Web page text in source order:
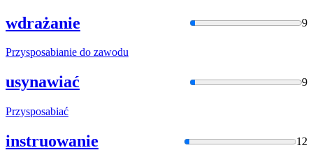
wdrażanie 9
Przysposabianie do zawodu
usynawiać 9
Przysposabiać
instruowanie 12